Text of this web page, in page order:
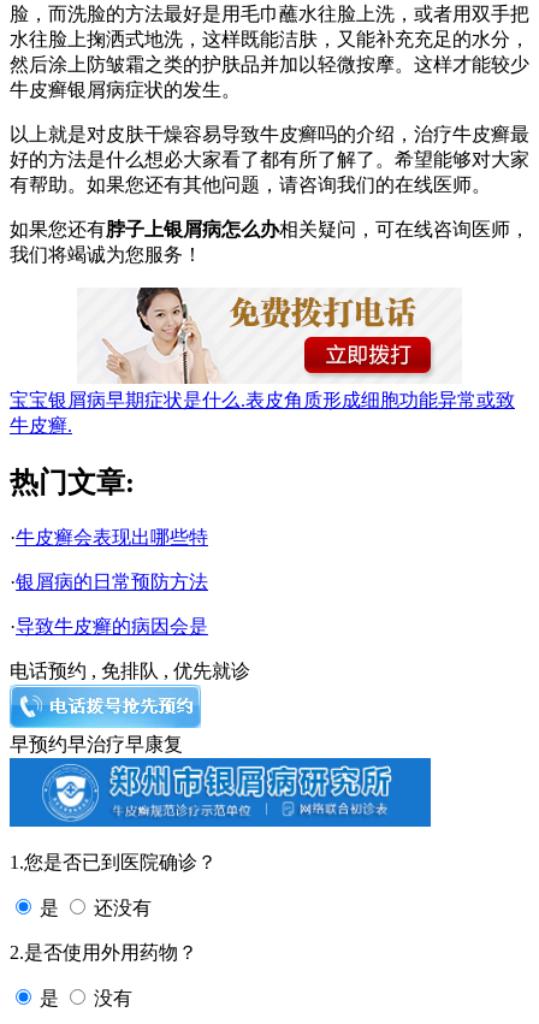
脸，而洗脸的方法最好是用毛巾蘸水往脸上洗，或者用双手把
水往脸上掬洒式地洗，这样既能洁肤，又能补充充足的水分，
然后涂上防皱霜之类的护肤品并加以轻微按摩。这样才能较少
牛皮癣银屑病症状的发生。
以上就是对皮肤干燥容易导致牛皮癣吗的介绍，治疗牛皮癣最
好的方法是什么想必大家看了都有所了解了。希望能够对大家
有帮助。如果您还有其他问题，请咨询我们的在线医师。
如果您还有脖子上银屑病怎么办相关疑问，可在线咨询医师，
我们将竭诚为您服务！
宝宝银屑病早期症状是什么.表皮角质形成细胞功能异常或致
牛皮癣.
热门文章:
·牛皮癣会表现出哪些特
·银屑病的日常预防方法
·导致牛皮癣的病因会是
电话预约 , 免排队 , 优先就诊
早预约早治疗早康复
1.您是否已到医院确诊？
是 还没有
2.是否使用外用药物？
是 没有